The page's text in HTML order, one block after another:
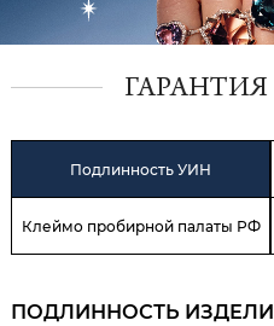
Подлинность УИН
Клеймо пробирной палаты РФ
ПОДЛИННОСТЬ